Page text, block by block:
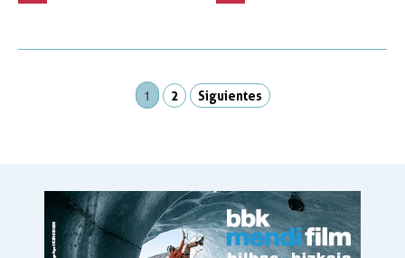
1 2 Siguientes